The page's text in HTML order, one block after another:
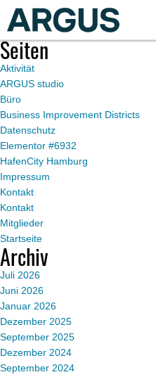
Du befindest dich im Blogarchiv von
Seiten
Aktivität
ARGUS studio
Büro
Business Improvement Districts
Datenschutz
Elementor #6932
HafenCity Hamburg
Impressum
Kontakt
Kontakt
Mitglieder
Startseite
Archiv
Juli 2026
Juni 2026
Januar 2026
Dezember 2025
September 2025
Dezember 2024
September 2024